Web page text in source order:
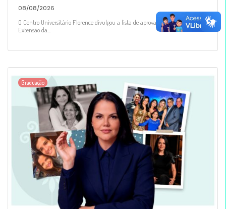
08/08/2026
O Centro Universitário Florence divulgou a lista de aprovadas para o Projeto de
Extensão da...
Graduação